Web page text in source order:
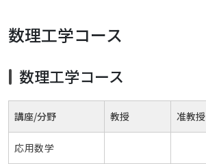
数理工学コース
数理工学コース
講座/分野 教授 准教授
応用数学